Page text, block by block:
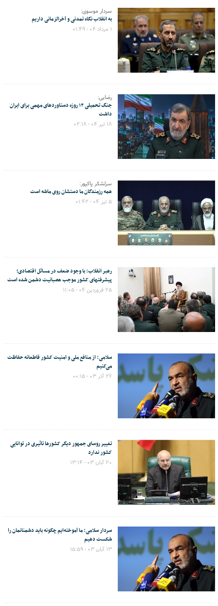
سردار موسوی:
به انقلاب نگاه تمدنی و آخرالزمانی داریم
۱ مرداد ۰۴ - ۰۱:۴۹
رضایی:
جنگ تحمیلی ۱۲ روزه دستاوردهای مهمی برای ایران
داشت
۱۸ تیر ۰۴ - ۰۲:۱۸
سرلشکر پاکپور:
همه رزمندگان ما دستشان روی ماشه است
۵ تیر ۰۴ - ۰۱:۴۲
رهبر انقلاب: با وجود ضعف در مسائل اقتصادی؛
پیشرفتهای کشور موجب عصبانیت دشمن شده است
۲۵ فروردین ۰۴ - ۱۱:۰۵
سلامی: از منافع ملی و امنیت کشور قاطعانه حفاظت
می‌کنیم
۲۶ آذر ۰۳ - ۰۰:۱۵
تغییر روسای جمهور دیگر کشورها تاثیری در توانایی
کشور ندارد
۲۰ آبان ۰۳ - ۱۳:۱۴
سردار سلامی: ما آموخته‌ایم چگونه باید دشمنانمان را
شکست دهیم
۱۳ آبان ۰۳ - ۱۵:۵۹